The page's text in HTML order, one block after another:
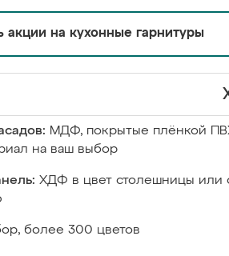
акции на кухонные гарнитуры
МДФ, покрытые плёнкой
на ваш выбор
ХДФ в цвет столешницы или
более 300 цветов